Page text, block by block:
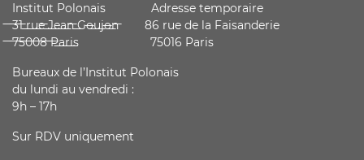
Institut Polonais Adresse temporaire
̶3̶1̶ ̶r̶u̶e̶ ̶J̶e̶a̶n̶ ̶G̶o̶u̶j̶o̶n̶ ̶ 86 rue de la Faisanderie
̶7̶5̶0̶0̶8̶ ̶P̶a̶r̶i̶s̶ 75016 Paris
Bureaux de l’Institut Polonais
du lundi au vendredi :
9h – 17h
Sur RDV uniquement